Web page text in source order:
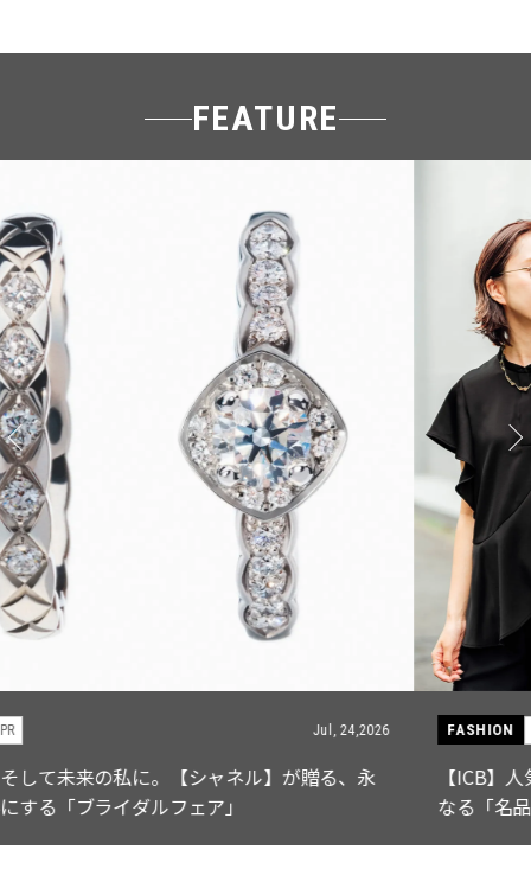
FEATURE
Jul, 15,2026
【ICB】人気インフルエンサーと共同制作! 週5で着たく
なる「名品ブラウス」２選